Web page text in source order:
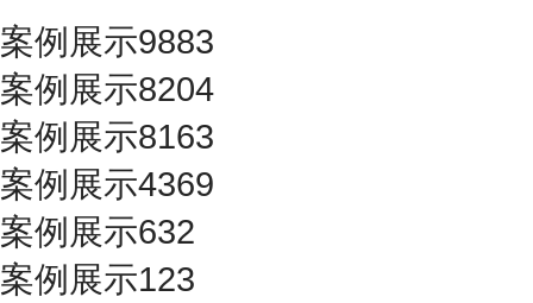
案例展示9883
案例展示8204
案例展示8163
案例展示4369
案例展示632
案例展示123